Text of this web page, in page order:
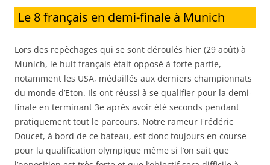
Le 8 français en demi-finale à Munich
Lors des repêchages qui se sont déroulés hier (29 août) à
Munich, le huit français était opposé à forte partie,
notamment les USA, médaillés aux derniers championnats
du monde d’Eton. Ils ont réussi à se qualifier pour la demi-
finale en terminant 3e après avoir été seconds pendant
pratiquement tout le parcours. Notre rameur Frédéric
Doucet, à bord de ce bateau, est donc toujours en course
pour la qualification olympique même si l’on sait que